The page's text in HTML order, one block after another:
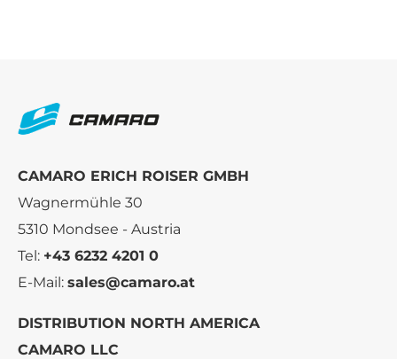
CAMARO ERICH ROISER GMBH
Wagnermühle 30
5310 Mondsee - Austria
Tel: +43 6232 4201 0
E-Mail: sales@camaro.at
DISTRIBUTION NORTH AMERICA
CAMARO LLC